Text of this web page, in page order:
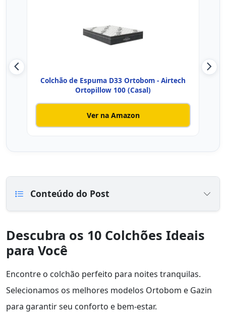
Colchão de Espuma D33 Ortobom - Airtech
Ortopillow 100 (Casal)
Ver na Amazon
Conteúdo do Post
Descubra os 10 Colchões Ideais
para Você
Encontre o colchão perfeito para noites tranquilas.
Selecionamos os melhores modelos Ortobom e Gazin
para garantir seu conforto e bem-estar.